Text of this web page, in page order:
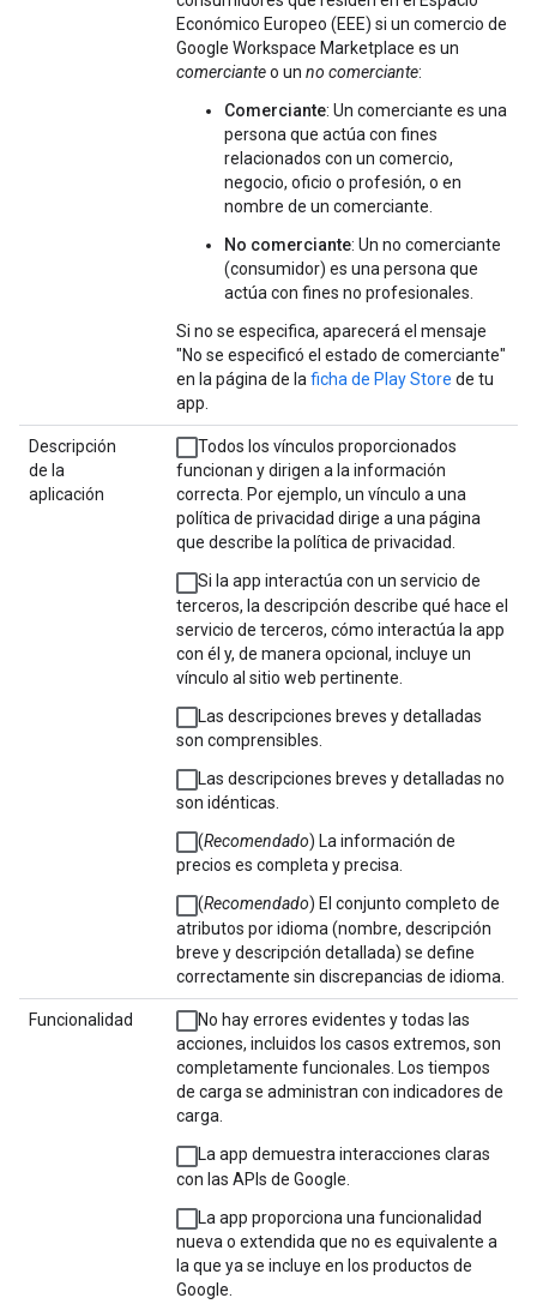
Económico Europeo (EEE) si un comercio de
Google Workspace Marketplace es un
comercianteo un no comerciante:
Comerciante: Un comerciante es una
persona que actúa con fines
relacionados con un comercio,
negocio, oficio o profesión, o en
nombre de un comerciante.
No comerciante: Un no comerciante
(consumidor) es una persona que
actúa con fines no profesionales.
Si no se especifica, aparecerá el mensaje
"No se especificó el estado de comerciante"
en la página de la ficha de Play Store de tu
app.
Descripción
de la
aplicación
Todos los vínculos proporcionados
funcionan y dirigen a la información
correcta. Por ejemplo, un vínculo a una
política de privacidad dirige a una página
que describe la política de privacidad.
Si la app interactúa con un servicio de
terceros, la descripción describe qué hace el
servicio de terceros, cómo interactúa la app
con él y, de manera opcional, incluye un
vínculo al sitio web pertinente.
Las descripciones breves y detalladas
son comprensibles.
Las descripciones breves y detalladas no
son idénticas.
(Recomendado) La información de
precios es completa y precisa.
(Recomendado) El conjunto completo de
atributos por idioma (nombre, descripción
breve y descripción detallada) se define
correctamente sin discrepancias de idioma.
Funcionalidad
No hay errores evidentes y todas las
acciones, incluidos los casos extremos, son
completamente funcionales. Los tiempos
de carga se administran con indicadores de
carga.
La app demuestra interacciones claras
con las APIs de Google.
La app proporciona una funcionalidad
nueva o extendida que no es equivalente a
la que ya se incluye en los productos de
Google.